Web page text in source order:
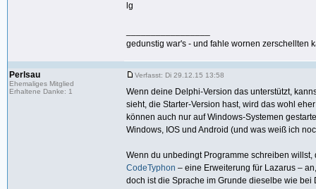
lg
gedunstig war's - und fahle wornen zerschellten
Perlsau
Ehemaliges Mitglied
Erhaltene Danke: 1
Verfasst: Di 29.12.15 13:58
Wenn deine Delphi-Version das unterstützt,
sieht, die Starter-Version hast, wird das wohl
können auch nur auf Windows-Systemen
Windows, IOS und Android (und was weiß ich
Wenn du unbedingt Programme schreiben
CodeTyphon ‒ eine Erweiterung für Lazarus ‒
doch ist die Sprache im Grunde dieselbe wie bei